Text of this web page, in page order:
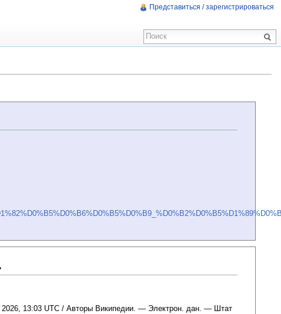
2026, 13:03 UTC / Авторы Википедии. — Электрон. дан. — Штат
Представиться / зарегистрироваться